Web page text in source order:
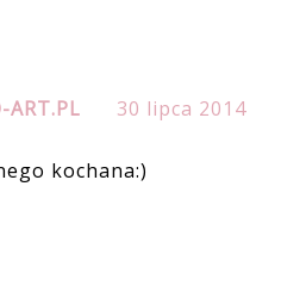
ART.PL
30 lipca 2014
kochana:)